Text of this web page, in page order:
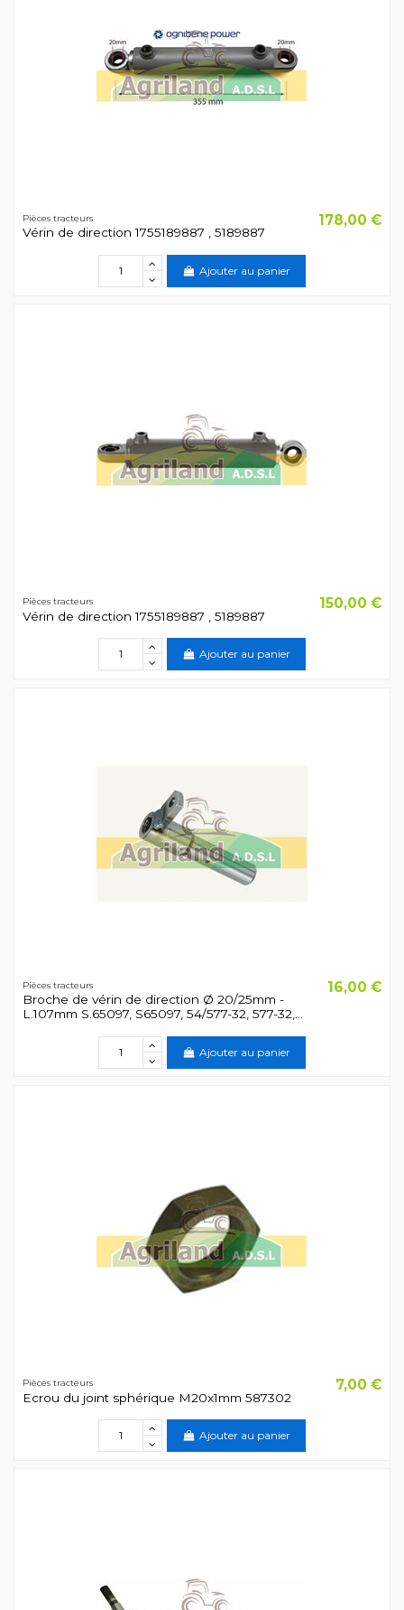
Pièces tracteurs
Vérin de direction 1755189887 , 5189887
178,00 €
Ajouter au panier
Pièces tracteurs
Vérin de direction 1755189887 , 5189887
150,00 €
Ajouter au panier
Pièces tracteurs
Broche de vérin de direction Ø 20/25mm -
L.107mm S.65097, S65097, 54/577-32, 577-32,...
16,00 €
Ajouter au panier
Pièces tracteurs
Ecrou du joint sphérique M20x1mm 587302
7,00 €
Ajouter au panier